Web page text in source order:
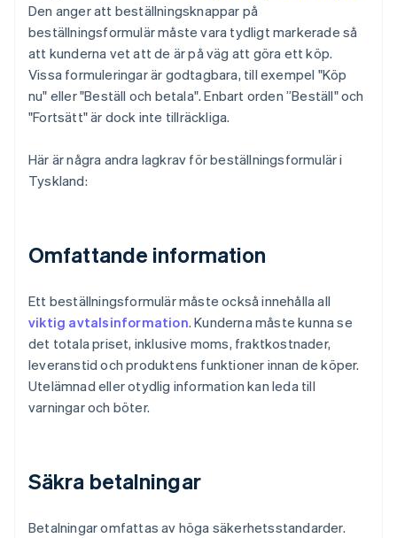
Den anger att beställningsknappar på
beställningsformulär måste vara tydligt markerade så
att kunderna vet att de är på väg att göra ett köp.
Vissa formuleringar är godtagbara, till exempel "Köp
nu" eller "Beställ och betala". Enbart orden ”Beställ" och
"Fortsätt" är dock inte tillräckliga.
Här är några andra lagkrav för beställningsformulär i
Tyskland:
Omfattande information
Ett beställningsformulär måste också innehålla all
viktig avtalsinformation. Kunderna måste kunna se
det totala priset, inklusive moms, fraktkostnader,
leveranstid och produktens funktioner innan de köper.
Utelämnad eller otydlig information kan leda till
varningar och böter.
Säkra betalningar
Betalningar omfattas av höga säkerhetsstandarder.